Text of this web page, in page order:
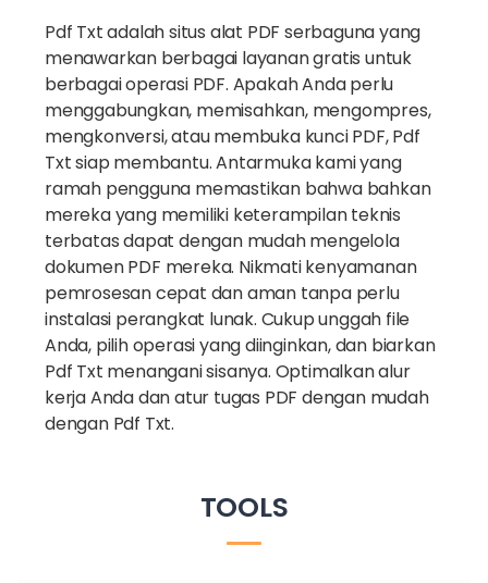
Pdf Txt adalah situs alat PDF serbaguna yang
menawarkan berbagai layanan gratis untuk
berbagai operasi PDF. Apakah Anda perlu
menggabungkan, memisahkan, mengompres,
mengkonversi, atau membuka kunci PDF, Pdf
Txt siap membantu. Antarmuka kami yang
ramah pengguna memastikan bahwa bahkan
mereka yang memiliki keterampilan teknis
terbatas dapat dengan mudah mengelola
dokumen PDF mereka. Nikmati kenyamanan
pemrosesan cepat dan aman tanpa perlu
instalasi perangkat lunak. Cukup unggah file
Anda, pilih operasi yang diinginkan, dan biarkan
Pdf Txt menangani sisanya. Optimalkan alur
kerja Anda dan atur tugas PDF dengan mudah
dengan Pdf Txt.
TOOLS